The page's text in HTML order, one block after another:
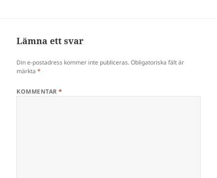
Lämna ett svar
Din e-postadress kommer inte publiceras. Obligatoriska fält är
märkta*
KOMMENTAR*